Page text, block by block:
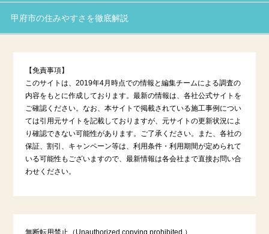
甲府市の住みやすさを徹底解説
【免責事項】
このサイトは、2019年4月時点での情報と編集チームによる調査の
内容をもとに作成しております。最新の情報は、各社公式サイトを
ご確認ください。なお、本サイトで掲載されている施工事例につい
ては引用元サイトを記載しておりますが、元サイトの更新状況によ
り確認できない可能性があります。ご了承ください。また、各社の
保証、割引、キャンペーン等は、利用条件・利用期間が定められて
いる可能性もございますので、最新情報は各会社まで直接お問い合
わせください。
無断転用禁止（Unauthorized copying prohibited.）